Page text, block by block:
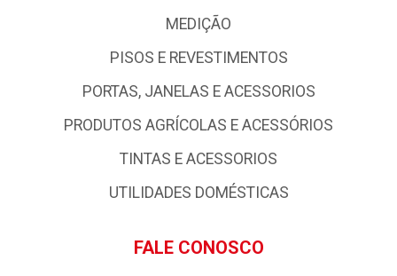
MEDIÇÃO
PISOS E REVESTIMENTOS
PORTAS, JANELAS E ACESSORIOS
PRODUTOS AGRÍCOLAS E ACESSÓRIOS
TINTAS E ACESSORIOS
UTILIDADES DOMÉSTICAS
FALE CONOSCO